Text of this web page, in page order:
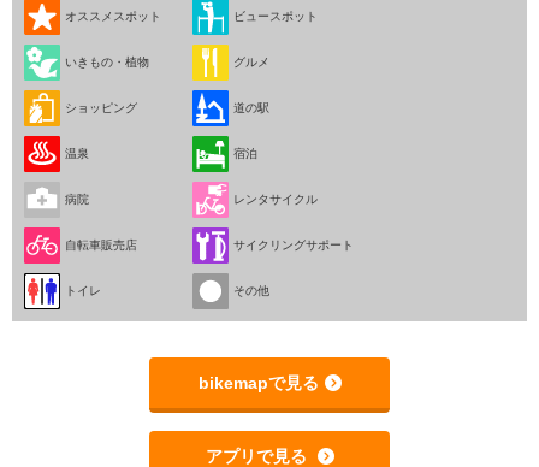
オススメスポット ビュースポット
いきもの・植物 グルメ
ショッピング 道の駅
温泉 宿泊
病院 レンタサイクル
自転車販売店 サイクリングサポート
トイレ その他
bikemapで見る
アプリで見る